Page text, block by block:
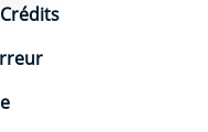
Crédits